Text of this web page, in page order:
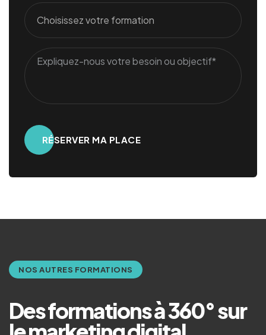
NOS AUTRES FORMATIONS
Des formations à 360° sur